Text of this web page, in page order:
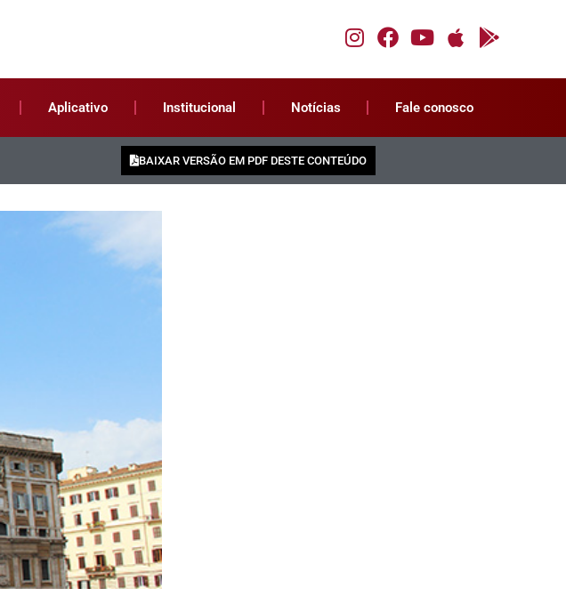
Aplicativo Institucional Notícias Fale conosco
BAIXAR VERSÃO EM PDF DESTE CONTEÚDO